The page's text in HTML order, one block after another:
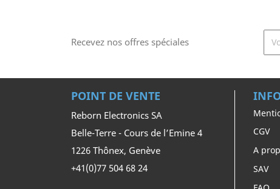
Recevez nos offres spéciales
POINT DE VENTE
Reborn Electronics SA
Belle-Terre - Cours de l’Emine 4
1226 Thônex, Genève
+41(0)77 504 68 24
CGV
A
SAV